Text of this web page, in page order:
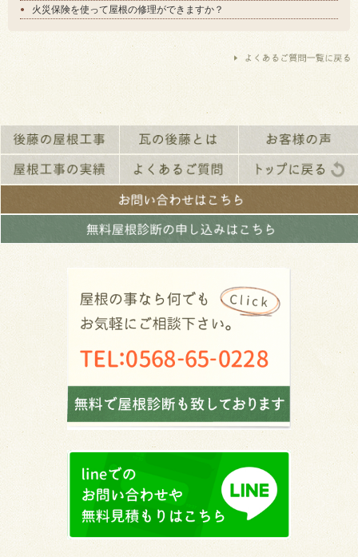
火災保険を使って屋根の修理ができますか？